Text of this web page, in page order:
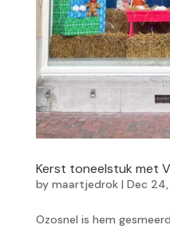
Kerst toneelstuk met
by maartjedrok| Dec
Ozosnel is hem